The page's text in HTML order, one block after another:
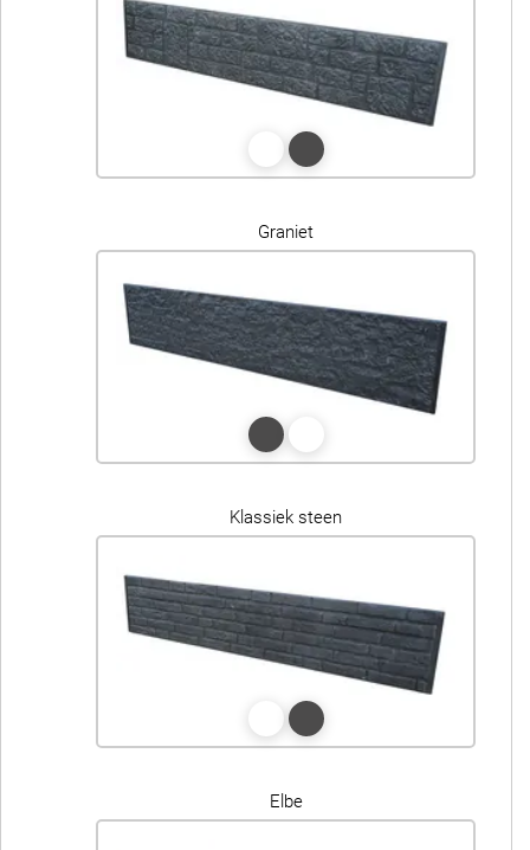
Graniet
Klassiek steen
Elbe